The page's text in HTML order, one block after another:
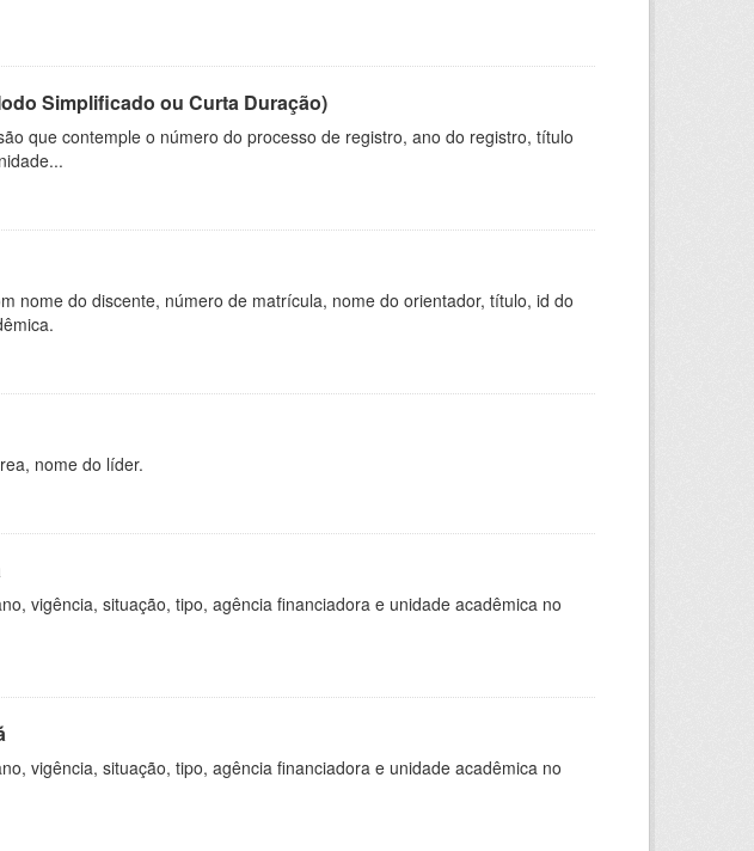
Simplificado ou Curta Duração)
que contemple o número do processo de registro, ano do registro, título
nome do discente, número de matrícula, nome do orientador, título, id do
nome do líder.
vigência, situação, tipo, agência financiadora e unidade acadêmica no
vigência, situação, tipo, agência financiadora e unidade acadêmica no